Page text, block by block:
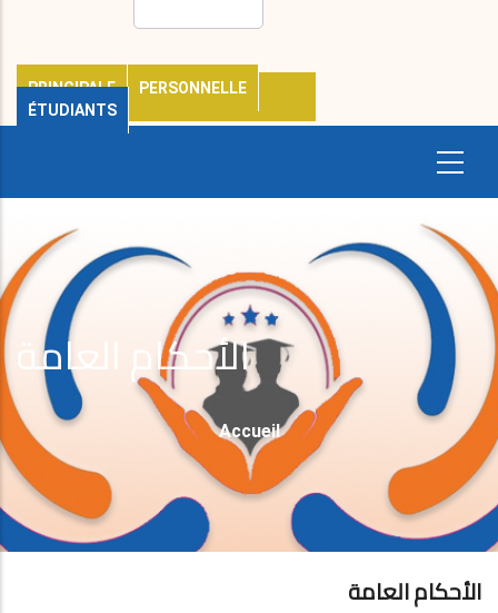
PRINCIPALE
PERSONNELLE
ÉTUDIANTS
الأحكام العامة
Fil
D'Ariane
Accueil
الأحكام العامة